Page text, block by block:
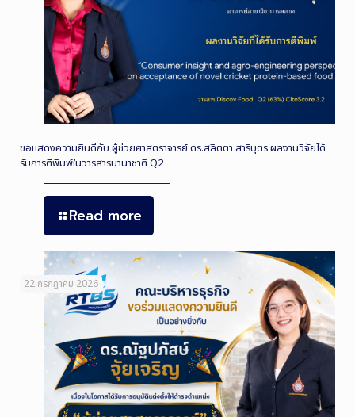
ขอแสดงความยินดีกับ ผู้ช่วยศาสตราจารย์ ดร.สลิตตา สาริบุตร ผลงานวิจัยได้
รับการตีพิมพ์ในวารสารนานาชาติ Q2
Read more
22 กรกฎาคม 2026